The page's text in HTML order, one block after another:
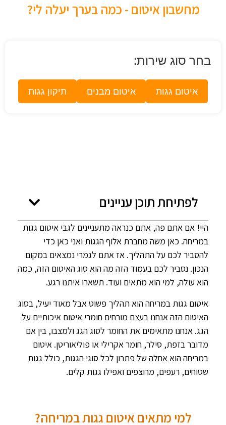
מחשבון איטום - כמה בערך יעלה לי?
בחר סוג שירות:
איטום גגות איטום מבנים תיקון גגות
לפתיחת תוכן עניינים
היי! אם אתם פה, אתם כנראה מתעניינים לגבי איטום גגות
במריחה. כאן משה מחברת אלוף הגגות ואני כאן כדי
להסביר לכם על התהליך. אז אתם לגמרי נמצאים במקום
הנכון. נסביר לכם בעמוד הזה מה הוא סוג האיטום הזה, כמה
הוא עולה, למי הוא מתאים ועוד. תשארו איתנו רגע.
איטום גגות במריחה הוא תהליך פשוט אבל מאוד יעיל, בסוג
האיטום הזה אנחנו בעצם מורחים חומרי איטום איכותיים על
הגג. אנחנו מתאימים את החומר לסוג הגג ולמצבו, בין אם
מדובר בזפת, סילר, חומר אקרילי או פוליאוריטן. איטום
במריחה הוא אחלה של פתרון לכל סוגי הגגות, כולל גגות
שטוחים, רעפים, מרוצפים ואפילו גגות קלים.
למי מתאים איטום גגות במריחה?